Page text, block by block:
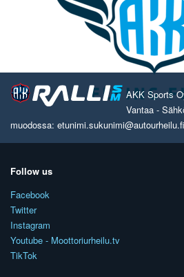
AKK Sports
Vantaa -
muodossa:
Follow us
Facebook
Twitter
Instagram
Youtube - Moottoriurheilu.tv
TikTok